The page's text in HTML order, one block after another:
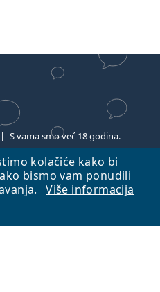
kolačiće kako bi
bismo vam ponudili
Više informacija
S vama smo već 18 godina.